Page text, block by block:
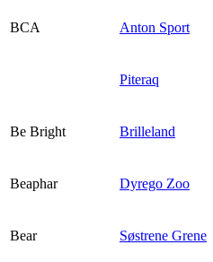
BCA Anton Sport
Piteraq
Be Bright Brilleland
Beaphar Dyrego Zoo
Bear Søstrene Grene